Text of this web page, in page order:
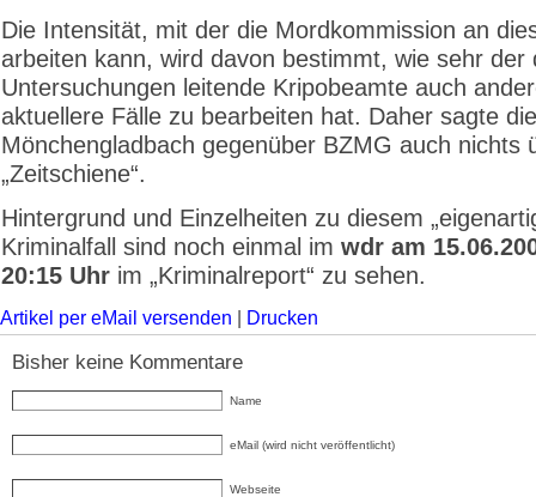
Die Intensität, mit der die Mordkommission an
arbeiten kann, wird davon bestimmt, wie sehr der
Untersuchungen leitende Kripobeamte auch
aktuellere Fälle zu bearbeiten hat. Daher sagte
Mönchengladbach gegenüber BZMG auch nichts
„Zeitschiene“.
Hintergrund und Einzelheiten zu diesem
Kriminalfall sind noch einmal im wdr am
20:15 Uhr im „Kriminalreport“ zu sehen.
Artikel per eMail versenden Drucken
Bisher keine Kommentare
Name
eMail (wird nicht veröffentlicht)
Webseite